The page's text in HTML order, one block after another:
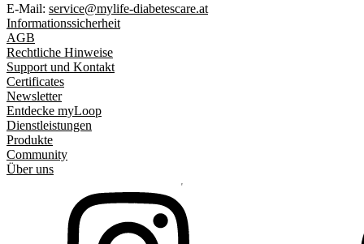
E-Mail: service@mylife-diabetescare.at
Informationssicherheit
AGB
Rechtliche Hinweise
Support und Kontakt
Certificates
Newsletter
Entdecke myLoop
Dienstleistungen
Produkte
Community
Über uns